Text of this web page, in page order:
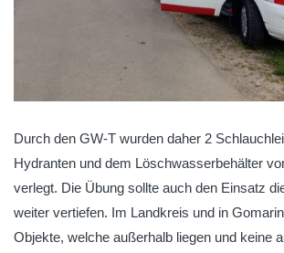
Durch den GW-T wurden daher 2
Hydranten und dem Löschwasserbehälter
verlegt. Die Übung sollte auch den Einsatz
weiter vertiefen. Im Landkreis und in
Objekte, welche außerhalb liegen und keine